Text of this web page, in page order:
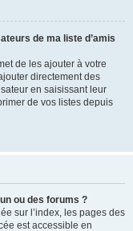
de ma liste d’amis
de les ajouter à votre
directement des
en saisissant leur
de vos listes depuis
ou des forums ?
sur l’index, les pages des
est accessible en